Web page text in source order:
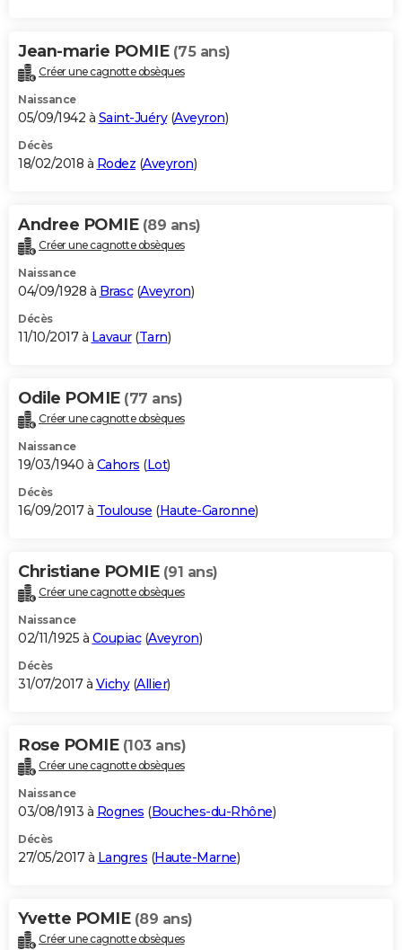
Jean-marie POMIE (75 ans)
Créer une cagnotte obsèques
Naissance
05/09/1942 à Saint-Juéry(Aveyron)
Décès
18/02/2018 à Rodez (Aveyron)
Andree POMIE (89 ans)
Créer une cagnotte obsèques
Naissance
04/09/1928 à Brasc(Aveyron)
Décès
11/10/2017 à Lavaur(Tarn)
Odile POMIE (77 ans)
Créer une cagnotte obsèques
Naissance
19/03/1940 à Cahors (Lot)
Décès
16/09/2017 à Toulouse (Haute-Garonne)
Christiane POMIE (91 ans)
Créer une cagnotte obsèques
Naissance
02/11/1925 à Coupiac(Aveyron)
Décès
31/07/2017 à Vichy(Allier)
Rose POMIE (103 ans)
Créer une cagnotte obsèques
Naissance
03/08/1913 à Rognes (Bouches-du-Rhône)
Décès
27/05/2017 à Langres (Haute-Marne)
Yvette POMIE (89 ans)
Créer une cagnotte obsèques